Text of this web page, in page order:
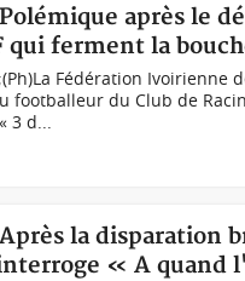
après le
qui ferment la
Fédération Ivoirienne
footballeur du Club de
d...
la disparation
« A quand